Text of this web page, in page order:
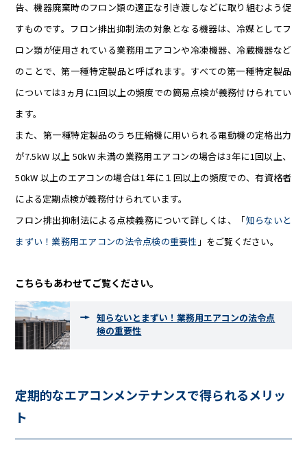
告、機器廃棄時のフロン類の適正な引き渡しなどに取り組むよう促
すものです。フロン排出抑制法の対象となる機器は、冷媒としてフ
ロン類が使用されている業務用エアコンや冷凍機器、冷蔵機器など
のことで、第一種特定製品と呼ばれます。すべての第一種特定製品
については3ヵ月に1回以上の頻度での簡易点検が義務付けられてい
ます。
また、第一種特定製品のうち圧縮機に用いられる電動機の定格出力
が7.5kW 以上 50kW 未満の業務用エアコンの場合は3年に1回以上、
50kW 以上のエアコンの場合は1年に１回以上の頻度での、有資格者
による定期点検が義務付けられています。
フロン排出抑制法による点検義務について詳しくは、「知らないと
まずい！業務用エアコンの法令点検の重要性 」をご覧ください。
こちらもあわせてご覧ください。
知らないとまずい！業務用エアコンの法令点
検の重要性
定期的なエアコンメンテナンスで得られるメリッ
ト